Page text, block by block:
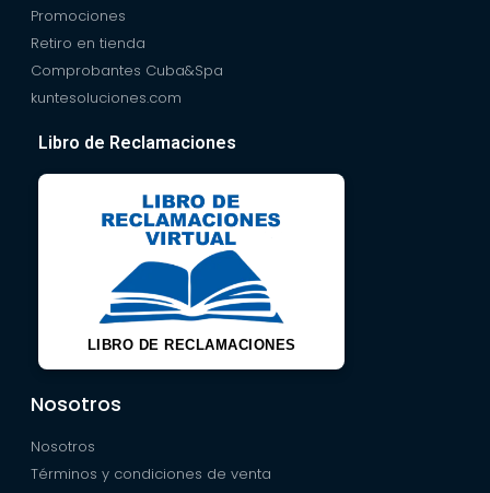
Promociones
Retiro en tienda
Comprobantes Cuba&Spa
kuntesoluciones.com
Libro de Reclamaciones
LIBRO DE RECLAMACIONES
Nosotros
Nosotros
Términos y condiciones de venta